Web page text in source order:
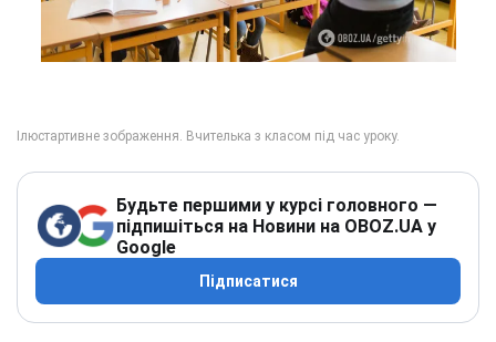
Будьте першими у курсі головного —
підпишіться на Новини на OBOZ.UA у
Google
Підписатися